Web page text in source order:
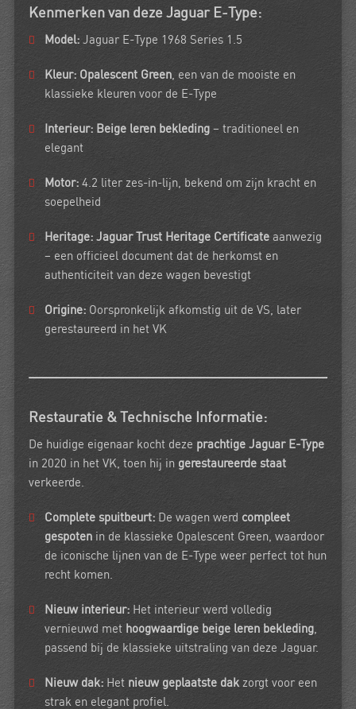
Kenmerken van deze Jaguar E-Type:
Model: Jaguar E-Type 1968 Series 1.5
Kleur: Opalescent Green , een van de mooiste en
klassieke kleuren voor de E-Type
Interieur: Beige leren bekleding – traditioneel en
elegant
Motor: 4.2 liter zes-in-lijn, bekend om zijn kracht en
soepelheid
Heritage: Jaguar Trust Heritage Certificate aanwezig
– een officieel document dat de herkomst en
authenticiteit van deze wagen bevestigt
Origine: Oorspronkelijk afkomstig uit de VS, later
gerestaureerd in het VK
Restauratie & Technische Informatie:
De huidige eigenaar kocht deze prachtige Jaguar E-Type
in 2020 in het VK, toen hij in gerestaureerde staat
verkeerde.
Complete spuitbeurt: De wagen werd compleet
gespoten in de klassieke Opalescent Green, waardoor
de iconische lijnen van de E-Type weer perfect tot hun
recht komen.
Nieuw interieur: Het interieur werd volledig
vernieuwd met hoogwaardige beige leren bekleding
passend bij de klassieke uitstraling van deze Jaguar.
Nieuw dak: Het nieuw geplaatste dak zorgt voor een
strak en elegant profiel.